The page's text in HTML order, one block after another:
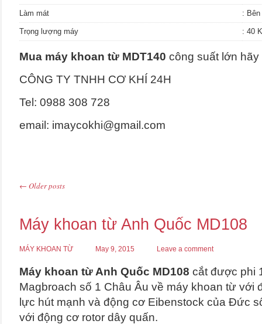
Làm mát :
Trọng lượng máy : 40
Mua máy khoan từ MDT140 công suất lớn hãy
CÔNG TY TNHH CƠ KHÍ 24H
Tel: 0988 308 728
email: imaycokhi@gmail.com
← Older posts
Máy khoan từ Anh Quốc MD108
MÁY KHOAN TỪ May 9, 2015 Leave a comment
Máy khoan từ Anh Quốc MD108 cắt được phi
Magbroach số 1 Châu Âu về máy khoan từ với
lực hút mạnh và động cơ Eibenstock của Đức
với động cơ rotor dây quấn.